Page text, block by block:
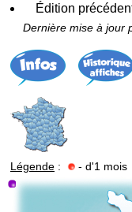
Édition
Dernière mise à jour
Légende : - d'1 mois